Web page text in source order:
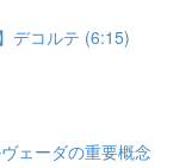
デコルテ (6:15)
ェーダの重要概念